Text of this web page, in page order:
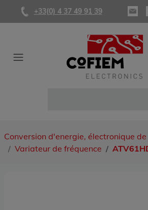
+33(0) 4 37 49 91 39
Conversion d'energie, électronique
Variateur de fréquence